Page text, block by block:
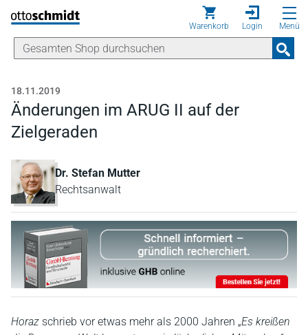
Direkt zum Inhalt
Warenkorb Login Menü
18.11.2019
Änderungen im ARUG II auf der
Zielgeraden
Dr. Stefan Mutter
Rechtsanwalt
Horaz schrieb vor etwas mehr als 2000 Jahren „Es kreißen